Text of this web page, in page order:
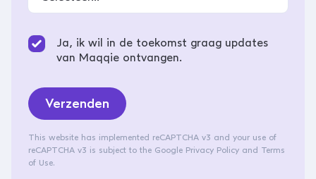
Ja, ik wil in de toekomst graag updates
van Maqqie ontvangen.
Verzenden
This website has implemented reCAPTCHA v3 and your use of
reCAPTCHA v3 is subject to the Google Privacy Policy and Terms
of Use.